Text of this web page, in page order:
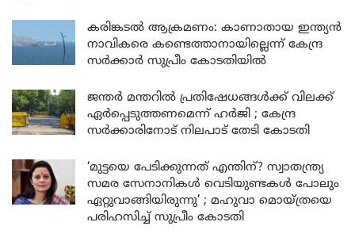
കരിങ്കടൽ ആക്രമണം: കാണാതായ ഇന്ത്യൻ
നാവികരെ കണ്ടെത്താനായില്ലെന്ന് കേന്ദ്ര
സർക്കാർ സുപ്രീം കോടതിയിൽ
ജന്തർ മന്തറിൽ പ്രതിഷേധങ്ങൾക്ക് വിലക്ക്
ഏർപ്പെടുത്തണമെന്ന് ഹർജി ; കേന്ദ്ര
സർക്കാരിനോട് നിലപാട് തേടി കോടതി
‘മുട്ടയെ പേടിക്കുന്നത് എന്തിന്? സ്വാതന്ത്ര്യ
സമര സേനാനികൾ വെടിയുണ്ടകൾ പോലും
ഏറ്റുവാങ്ങിയിരുന്നു’ ; മഹുവാ മൊയ്ത്രയെ
പരിഹസിച്ച് സുപ്രീം കോടതി